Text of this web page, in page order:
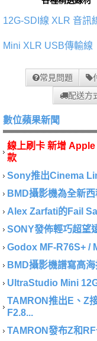
12G-SDI線 XLR 音訊
Mini XLR USB傳輸線
常見問題
配送方
數位蘋果新聞
線上刷卡 新增
款
Sony推出Cinema
BMD攝影機為全新
Alex Zarfati的Fail
SONY發佈輕巧超望
Godox MF-R76S+ /
BMD攝影機譜寫高
UltraStudio Mini
TAMRON推出E、Z
F2.8...
TAMRON發布Z和